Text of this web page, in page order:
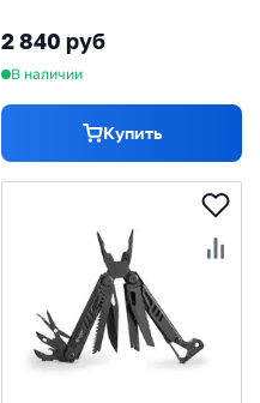
2 840 руб
В наличии
Купить